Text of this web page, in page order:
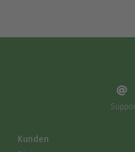
Kunden